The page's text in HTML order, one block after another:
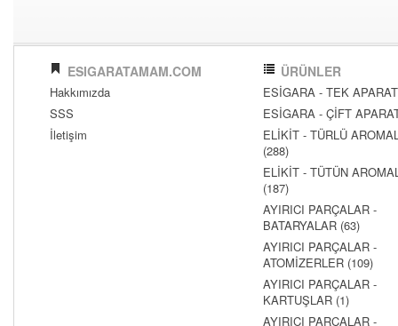
ESIGARATAMAM.COM
Hakkımızda
SSS
İletişim
ÜRÜNLER
ESİGARA - TEK
ESİGARA - ÇİFT
ELİKİT - TÜRLÜ
(288)
ELİKİT - TÜTÜN
(187)
AYIRICI PARÇALAR -
BATARYALAR (63)
AYIRICI PARÇALAR -
ATOMİZERLER (109)
AYIRICI PARÇALAR -
KARTUŞLAR (1)
AYIRICI PARÇALAR -